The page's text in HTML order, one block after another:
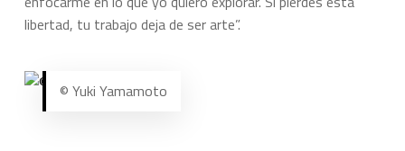
libertad, tu trabajo deja de ser arte”.
© Yuki Yamamoto